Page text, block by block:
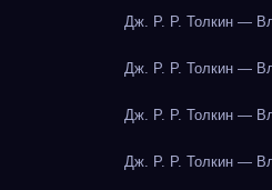
Дж. Р. Р. Толкин —
Дж. Р. Р. Толкин —
Дж. Р. Р. Толкин —
Дж. Р. Р. Толкин —